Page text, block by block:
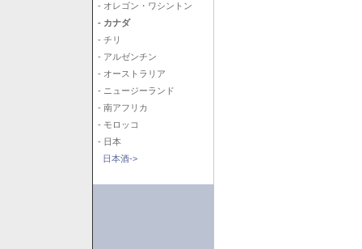
- オレゴン・ワシントン
- カナダ
- チリ
- アルゼンチン
- オーストラリア
- ニュージーランド
- 南アフリカ
- モロッコ
- 日本
日本酒->